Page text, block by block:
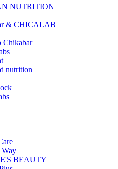
NUTRITION
& CHICALAB
Chikabar
nutrition
Way
BEAUTY